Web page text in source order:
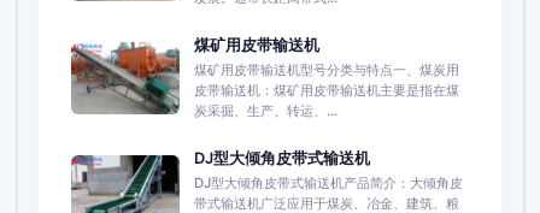
煤矿用皮带输送机
煤矿用皮带输送机型号分类与特点一、煤炭用
皮带输送机：煤矿用皮带输送机主要是指在煤
炭采掘、生产、转运、...
DJ型大倾角皮带式输送机
DJ型大倾角皮带式输送机产品简介：大倾角皮
带式输送机广泛应用于煤炭、冶金、建筑、粮